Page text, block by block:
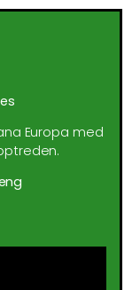
Europa med